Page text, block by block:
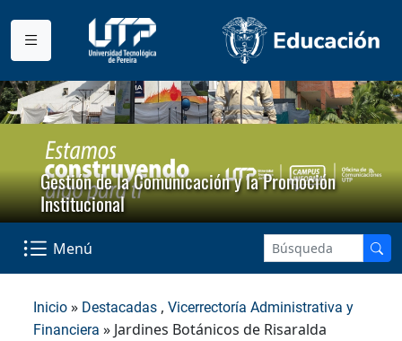
Gestión de la Comunicación y la Promoción
Institucional
Menú
Inicio » Destacadas , Vicerrectoría Administrativa y
Financiera » Jardines Botánicos de Risaralda